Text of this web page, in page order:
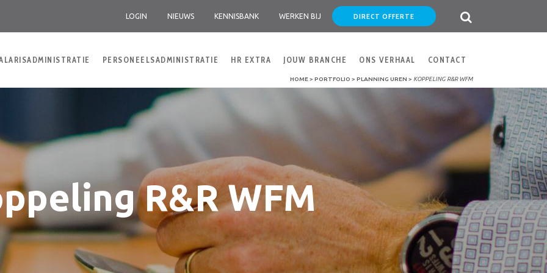
LOGIN NIEUWS KENNISBANK WERKEN BIJ DIRECT OFFERTE
PERSONEELSADMINISTRATIE HR EXTRA JOUW BRANCHE ONS VERHAAL CONTACT
HOME> PORTFOLIO > PLANNING UREN > KOPPELING R&R WFM
R&R WFM